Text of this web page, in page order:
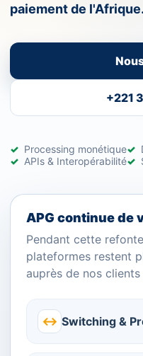
paiement de l'Afrique.
+221
Processing monétique
APIs & Interopérabilité
APG continue de
Pendant cette
plateformes restent
auprès de nos
↔ Switching &